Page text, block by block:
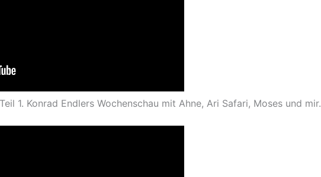
1. Konrad Endlers Wochenschau mit Ahne, Ari Safari, Moses und mir.